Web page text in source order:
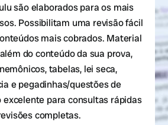
são elaborados para os mais
Possibilitam uma revisão fácil
mais cobrados. Material
do conteúdo da sua prova,
tabelas, lei seca,
e pegadinhas/questões de
excelente para consultas rápidas
completas.